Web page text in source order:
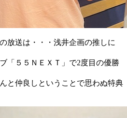
放送は・・・浅井企画の推しに
「５５ＮＥＸＴ」で2度目の優勝
と仲良しということで思わぬ特典